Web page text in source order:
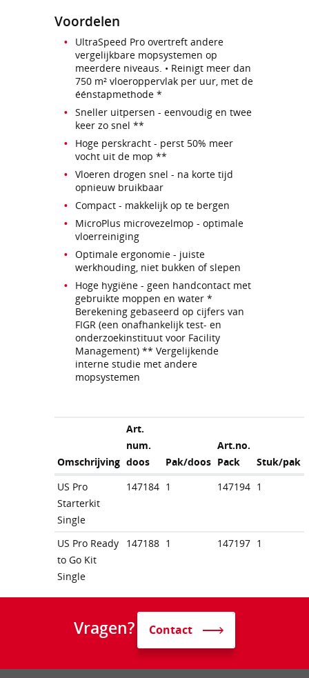
Voordelen
UltraSpeed Pro overtreft andere
vergelijkbare mopsystemen op
meerdere niveaus. • Reinigt meer dan
750 m² vloeroppervlak per uur, met de
éénstapmethode *
Sneller uitpersen - eenvoudig en twee
keer zo snel **
Hoge perskracht - perst 50% meer
vocht uit de mop **
Vloeren drogen snel - na korte tijd
opnieuw bruikbaar
Compact - makkelijk op te bergen
MicroPlus microvezelmop - optimale
vloerreiniging
Optimale ergonomie - juiste
werkhouding, niet bukken of slepen
Hoge hygiëne - geen handcontact met
gebruikte moppen en water *
Berekening gebaseerd op cijfers van
FIGR (een onafhankelijk test- en
onderzoekinstituut voor Facility
Management) ** Vergelijkende
interne studie met andere
mopsystemen
Omschrijving
Art.
num.
doos
Pak/doos
Art.no.
Pack
Stuk/pak
US Pro
Starterkit
Single
147184 1 147194 1
US Pro Ready
to Go Kit
Single
147188 1 147197 1
Vragen? Contact